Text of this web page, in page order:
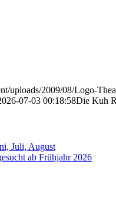
uploads/2009/08/Logo-
07-03 00:18:58Die Kuh
Juli, August
ab Frühjahr 2026